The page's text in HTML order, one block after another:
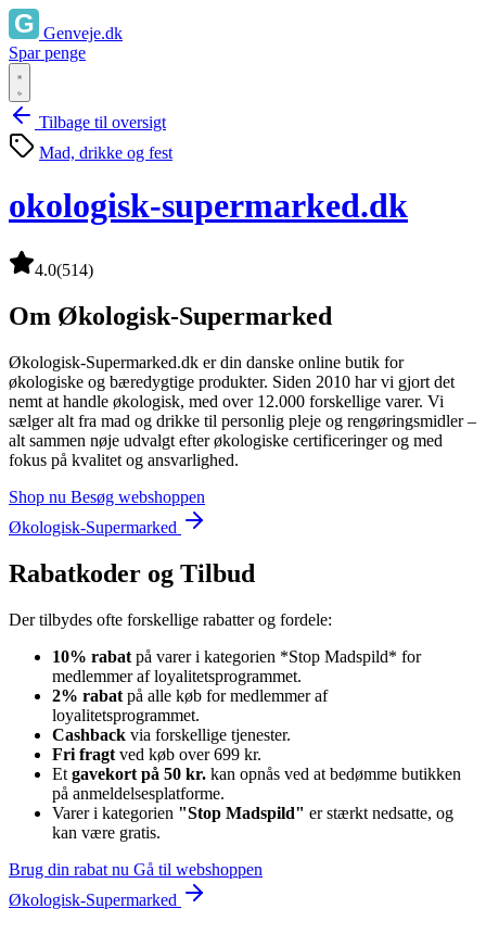
Genveje.dk
Spar penge
Tilbage til oversigt
Mad, drikke og fest
okologisk-supermarked.dk
4.0(514)
Om Økologisk-Supermarked
Økologisk-Supermarked.dk er din danske online butik for
økologiske og bæredygtige produkter. Siden 2010 har vi gjort det
nemt at handle økologisk, med over 12.000 forskellige varer. Vi
sælger alt fra mad og drikke til personlig pleje og rengøringsmidler –
alt sammen nøje udvalgt efter økologiske certificeringer og med
fokus på kvalitet og ansvarlighed.
Shop nu Besøg webshoppen
Økologisk-Supermarked
Rabatkoder og Tilbud
Der tilbydes ofte forskellige rabatter og fordele:
10% rabat på varer i kategorien *Stop Madspild* for
medlemmer af loyalitetsprogrammet.
2% rabat på alle køb for medlemmer af
loyalitetsprogrammet.
Cashback via forskellige tjenester.
Fri fragt ved køb over 699 kr.
Et gavekort på 50 kr. kan opnås ved at bedømme butikken
på anmeldelsesplatforme.
Varer i kategorien "Stop Madspild" er stærkt nedsatte, og
kan være gratis.
Brug din rabat nu Gå til webshoppen
Økologisk-Supermarked